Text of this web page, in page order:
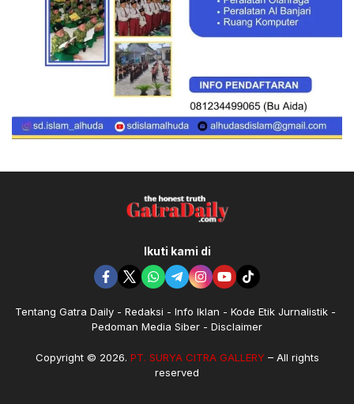
Ikuti kami di
Tentang Gatra Daily Redaksi Info Iklan
Kode Etik Jurnalistik
Pedoman Media Siber
Disclaimer
Copyright © 2026. PT. SURYA CITRA GALLERY– All rights
reserved